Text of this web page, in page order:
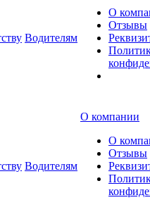
Водителям
О
Отзывы
Водителям
О компании
О
Отзывы